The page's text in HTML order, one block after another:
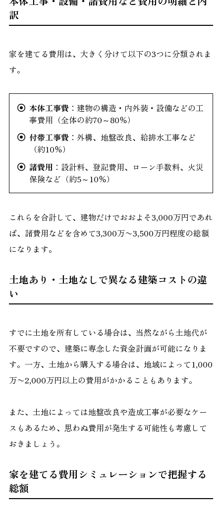
訳
家を建てる費用は、大きく分けて以下の3つに分類されま
す。
本体工事費：建物の構造・内外装・設備などの工
事費用（全体の約70～80％）
付帯工事費：外構、地盤改良、給排水工事など
（約10％）
諸費用 ：設計料、登記費用、ローン手数料、火災
保険など（約5～10％）
これらを合計して、建物だけでおおよそ3,000万円であれ
ば、諸費用などを含めて3,300万〜3,500万円程度の総額
になります。
土地あり・土地なしで異なる建築コストの違
い
すでに土地を所有している場合は、当然ながら土地代が
不要ですので、建築に専念した資金計画が可能になりま
す。一方、土地から購入する場合は、地域によって1,000
万〜2,000万円以上の費用がかかることもあります。
また、土地によっては地盤改良や造成工事が必要なケー
スもあるため、思わぬ費用が発生する可能性も考慮して
おきましょう。
家を建てる費用シミュレーションで把握する
総額